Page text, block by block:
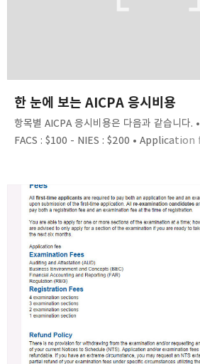
한 눈에 보는 AICPA 응시비용
항목별 AICPA 응시비용은 다음과 같습니
FACS : $100 - NIES : $200 • Application
surcharge $110/섹션당 • 일본내 응시시
International fee $309.65~$328.75 추가
보겠습니다. 메인(ME)주로 응시하는 A씨의
evaluation 을 받았고, FARE, A&AT를 먼저
BEC, REG..